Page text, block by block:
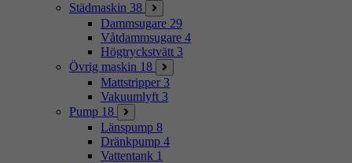
Städmaskin 38
Dammsugare 29
Våtdammsugare 4
Högtryckstvätt 3
Övrig maskin 18
Mattstripper 3
Vakuumlyft 3
Pump 18
Länspump 8
Dränkpump 4
Vattentank 1